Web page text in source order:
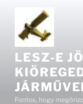
LESZ-E
Fontos, hogy